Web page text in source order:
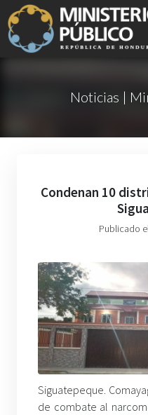
Noticias |
Condenan 10
Publicado
Siguatepeque.
de combate al